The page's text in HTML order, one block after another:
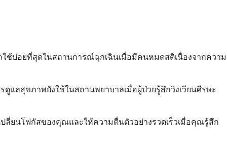
ช้บ่อยที่สุดในสถานการณ์ฉุกเฉินเมื่อมีคนหมดสติเนื่องจากความ
แลสุขภาพยังใช้ในสถานพยาบาลเมื่อผู้ป่วยรู้สึกวิงเวียนศีรษะ
ลี่ยนโฟกัสของคุณและให้ความตื่นตัวอย่างรวดเร็วเมื่อคุณรู้สึก